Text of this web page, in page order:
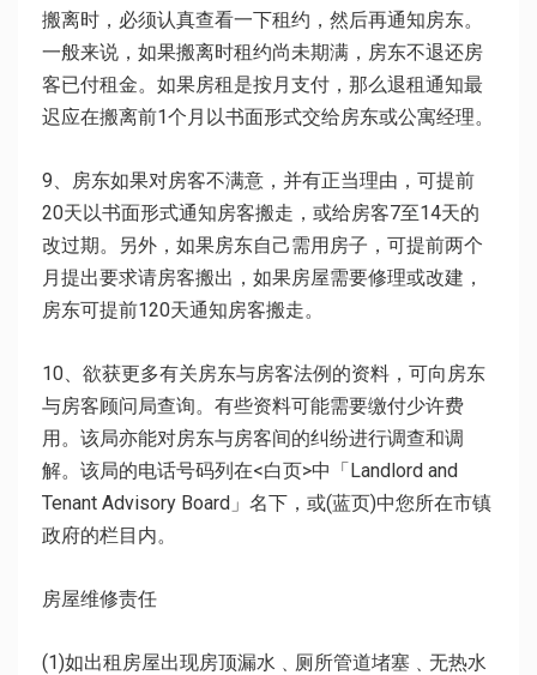
搬离时，必须认真查看一下租约，然后再通知房东。
一般来说，如果搬离时租约尚未期满，房东不退还房
客已付租金。如果房租是按月支付，那么退租通知最
迟应在搬离前1个月以书面形式交给房东或公寓经理。
9、房东如果对房客不满意，并有正当理由，可提前
20天以书面形式通知房客搬走，或给房客7至14天的
改过期。另外，如果房东自己需用房子，可提前两个
月提出要求请房客搬出，如果房屋需要修理或改建，
房东可提前120天通知房客搬走。
10、欲获更多有关房东与房客法例的资料，可向房东
与房客顾问局查询。有些资料可能需要缴付少许费
用。该局亦能对房东与房客间的纠纷进行调查和调
解。该局的电话号码列在<白页>中「Landlord and
Tenant Advisory Board」名下，或(蓝页)中您所在市镇
政府的栏目内。
房屋维修责任
(1)如出租房屋出现房顶漏水﹑厕所管道堵塞﹑无热水